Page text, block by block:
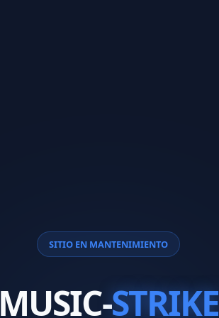
SITIO EN MANTENIMIENTO
MUSIC-STRIKE